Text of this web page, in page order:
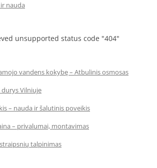
nauda
unsupported status code "404"
vandens kokybę – Atbulinis osmosas
Vilniuje
– nauda ir šalutinis poveikis
– privalumai, montavimas
talpinimas